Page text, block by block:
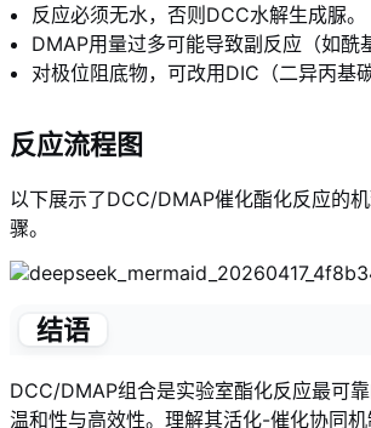
反应必须无水，否则DCC水解生成脲。
DMAP用量过多可能导致副反应（如酰
对极位阻底物，可改用DIC（二异丙基
反应流程图
以下展示了DCC/DMAP催化酯化反应的
骤。
结语
DCC/DMAP组合是实验室酯化反应最可
温和性与高效性。理解其活化-催化协同